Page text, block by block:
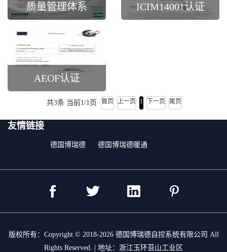
质量管理体系 ICIM14001认证
AEOF认证
共3条 当前1/1页 首页 上一页 1 下一页 尾页
友情链接
德国博瑞德 德国博瑞德暖通
版权所有：Copyright © 2018-2026 德国博瑞德自控系统有限公司 All
Rights Reserved. | 地址：浙江玉环苔山工业区